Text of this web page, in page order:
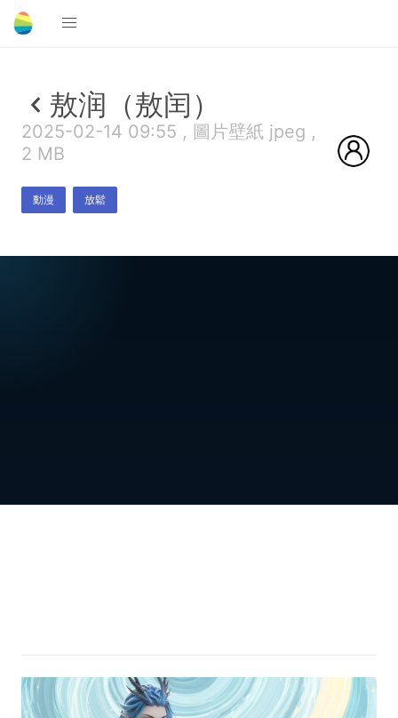
敖润（敖闰）
2025-02-14 09:55 , 圖片壁紙 jpeg ,
2 MB
動漫 放鬆